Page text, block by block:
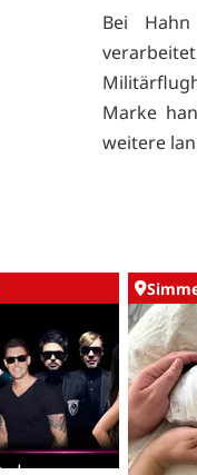
Bei
Marke
weitere